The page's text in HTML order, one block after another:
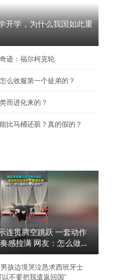
01:21
稀软
了
手脚出汗多，是气虚不固
开学，为什么我国如此重
迹：福尔柯克轮
么收服第一个徒弟的？
而进化来的？
比马桶还脏？真的假的？
连贯腾空跳跃 一套动作
感拉满 网友：怎么做到
孩边境哭泣恳求西班牙士
以不要把我遣返回国”